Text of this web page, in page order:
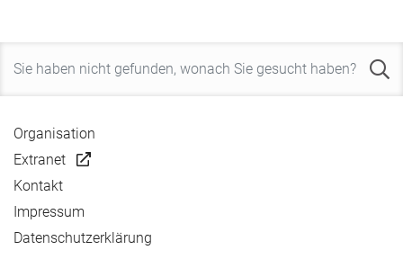
Organisation
Extranet
Kontakt
Impressum
Datenschutzerklärung